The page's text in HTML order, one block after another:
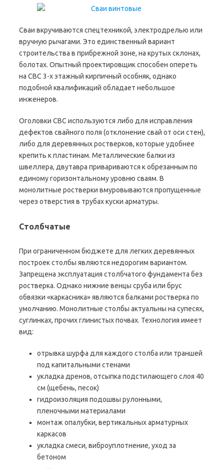
Сваи вкручиваются спецтехникой, электродрелью или
вручную рычагами. Это единственный вариант
строительства в прибрежной зоне, на крутых склонах,
болотах. Опытный проектировщик способен опереть
на СВС 3-х этажный кирпичный особняк, однако
подобной квалификаций обладает небольшое
инженеров.
Оголовки СВС используются либо для исправления
дефектов свайного поля (отклонение свай от оси стен),
либо для деревянных ростверков, которые удобнее
крепить к пластинам. Металлические балки из
швеллера, двутавра привариваются к обрезанным по
единому горизонтальному уровню сваям. В
монолитные ростверки вмуровываются пропущенные
через отверстия в трубах куски арматуры.
Столбчатые
При ограниченном бюджете для легких деревянных
построек столбы являются недорогим вариантом.
Запрещена эксплуатация столбчатого фундамента без
ростверка. Однако нижние венцы сруба или брус
обвязки «каркасника» являются балками ростверка по
умолчанию. Монолитные столбы актуальны на супесях,
суглинках, прочих глинистых почвах. Технология имеет
вид:
отрывка шурфа для каждого столба или траншей
под капитальными стенами
укладка дренов, отсыпка подстилающего слоя 40
см (щебень, песок)
гидроизоляция подошвы рулонными,
пленочными материалами
монтаж опалубки, вертикальных арматурных
каркасов
укладка смеси, виброуплотнение, уход за
бетоном